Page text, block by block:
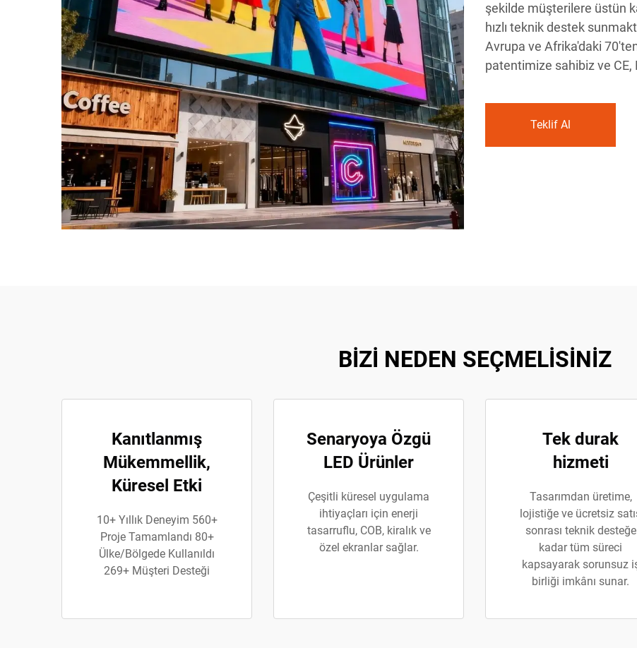
şekilde müşterilere üstün
hızlı teknik destek
Avrupa ve Afrika'daki
patentimize sahibiz ve CE,
Teklif Al
BİZİ NEDEN SEÇMELİSİNİZ
Kanıtlanmış
Mükemmellik,
Küresel Etki
10+ Yıllık Deneyim 560+
Proje Tamamlandı 80+
Ülke/Bölgede Kullanıldı
269+ Müşteri Desteği
Senaryoya Özgü
LED Ürünler
Çeşitli küresel uygulama
ihtiyaçları için enerji
tasarruflu, COB, kiralık ve
özel ekranlar sağlar.
Tek durak
hizmeti
Tasarımdan üretime,
lojistiğe ve ücretsiz
sonrası teknik desteğe
kadar tüm süreci
kapsayarak sorunsuz
birliği imkânı sunar.